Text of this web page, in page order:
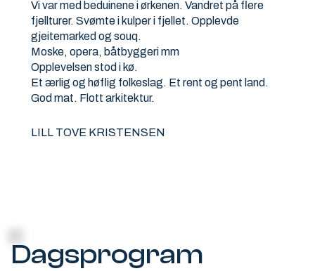
Vi var med beduinene i ørkenen. Vandret på flere
fjellturer. Svømte i kulper i fjellet. Opplevde
gjeitemarked og souq.
Moske, opera, båtbyggeri mm
Opplevelsen stod i kø.
Et ærlig og høflig folkeslag. Et rent og pent land.
God mat. Flott arkitektur.
LILL TOVE KRISTENSEN
Dagsprogram